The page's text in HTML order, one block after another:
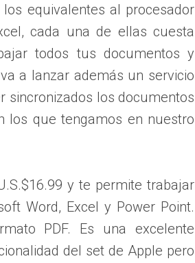
equivalentes al procesador
cada una de ellas cuesta
todos tus documentos y
a lanzar además un servicio
sincronizados los documentos
los que tengamos en nuestro
y te permite trabajar
Word, Excel y Power Point.
PDF. Es una excelente
del set de Apple pero